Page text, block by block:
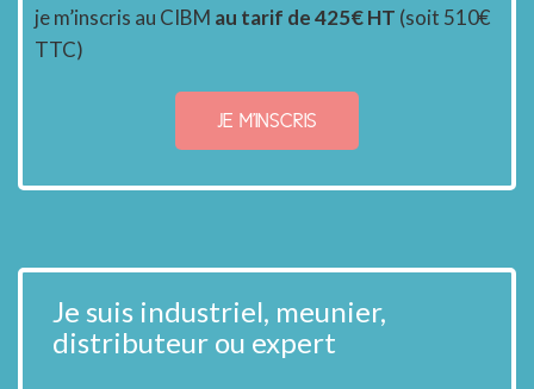
je m’inscris au CIBM au tarif de 425€ HT (soit 510€
TTC)
JE M'INSCRIS
Je suis industriel, meunier,
distributeur ou expert